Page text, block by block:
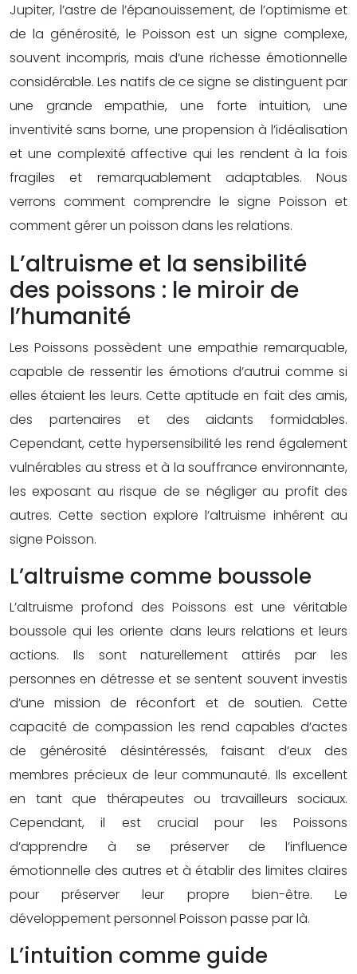
Jupiter, l’astre de l’épanouissement, de l’optimisme et
de la générosité, le Poisson est un signe complexe,
souvent incompris, mais d’une richesse émotionnelle
considérable. Les natifs de ce signe se distinguent par
une grande empathie, une forte intuition, une
inventivité sans borne, une propension à l’idéalisation
et une complexité affective qui les rendent à la fois
fragiles et remarquablement adaptables. Nous
verrons comment comprendre le signe Poisson et
comment gérer un poisson dans les relations.
L’altruisme et la sensibilité
des poissons : le miroir de
l’humanité
Les Poissons possèdent une empathie remarquable,
capable de ressentir les émotions d’autrui comme si
elles étaient les leurs. Cette aptitude en fait des amis,
des partenaires et des aidants formidables.
Cependant, cette hypersensibilité les rend également
vulnérables au stress et à la souffrance environnante,
les exposant au risque de se négliger au profit des
autres. Cette section explore l’altruisme inhérent au
signe Poisson.
L’altruisme comme boussole
L’altruisme profond des Poissons est une véritable
boussole qui les oriente dans leurs relations et leurs
actions. Ils sont naturellement attirés par les
personnes en détresse et se sentent souvent investis
d’une mission de réconfort et de soutien. Cette
capacité de compassion les rend capables d’actes
de générosité désintéressés, faisant d’eux des
membres précieux de leur communauté. Ils excellent
en tant que thérapeutes ou travailleurs sociaux.
Cependant, il est crucial pour les Poissons
d’apprendre à se préserver de l’influence
émotionnelle des autres et à établir des limites claires
pour préserver leur propre bien-être. Le
développement personnel Poisson passe par là.
L’intuition comme guide